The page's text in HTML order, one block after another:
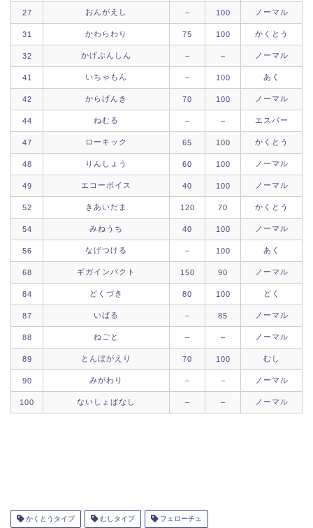
27 おんがえし – 100 ノーマル
31 かわらわり 75 100 かくとう
32 かげぶんしん – – ノーマル
41 いちゃもん – 100 あく
42 からげんき 70 100 ノーマル
44 ねむる – – エスパー
47 ローキック 65 100 かくとう
48 りんしょう 60 100 ノーマル
49 エコーボイス 40 100 ノーマル
52 きあいだま 120 70 かくとう
54 みねうち 40 100 ノーマル
56 なげつける – 100 あく
68 ギガインパクト 150 90 ノーマル
84 どくづき 80 100 どく
87 いばる – 85 ノーマル
88 ねごと – – ノーマル
89 とんぼがえり 70 100 むし
90 みがわり – – ノーマル
100 ないしょばなし – – ノーマル
かくとうタイプ むしタイプ フェローチェ